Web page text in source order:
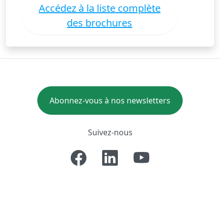
Accédez à la liste complète
des brochures
Abonnez-vous à nos newsletters
Suivez-nous